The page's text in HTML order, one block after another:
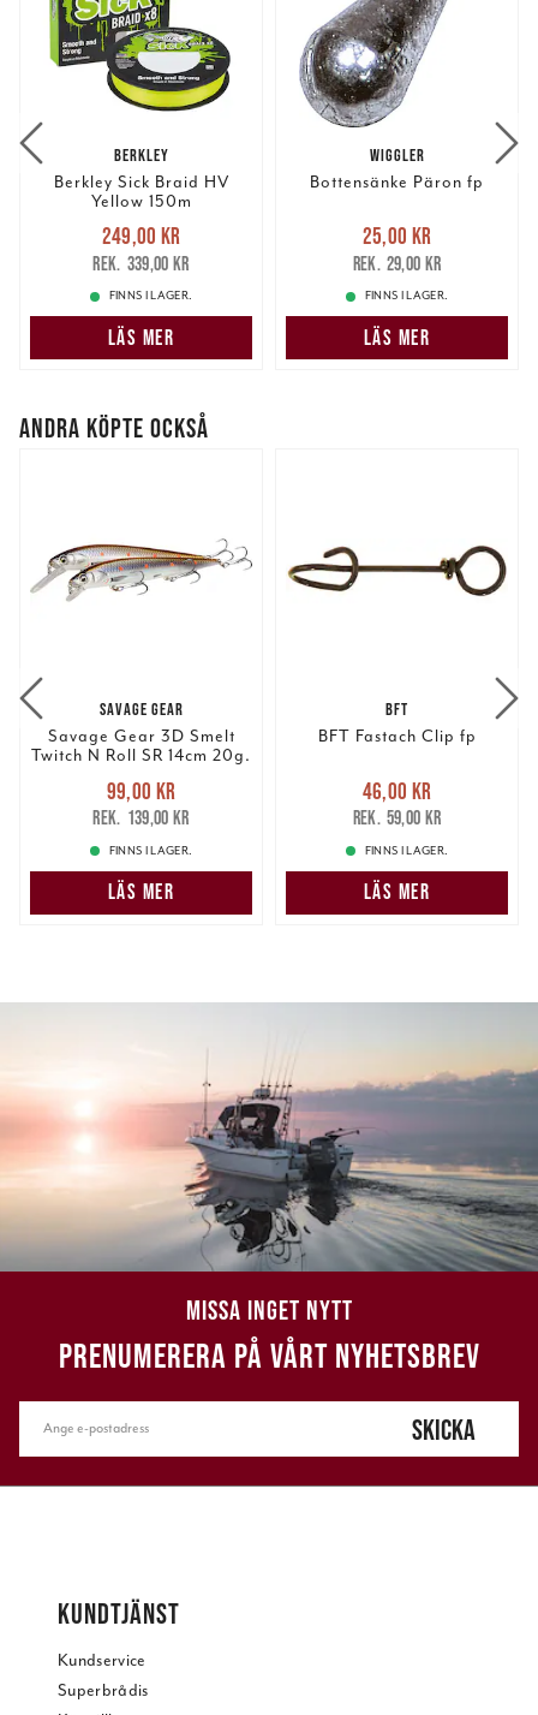
BERKLEY
Berkley Sick Braid HV
Yellow 150m
Nuvarande pris
249,00 krTidigare pris
339,00 kr
249,00 kr
339,00 kr
FINNS I LAGER.
LÄS MER
WIGGLER
Bottensänke Päron fp
Nuvarande pris
25,00 krTidigare pris
29,00 kr
25,00 kr
29,00 kr
FINNS I LAGER.
LÄS MER
ANDRA KÖPTE OCKSÅ
SAVAGE GEAR
Savage Gear 3D Smelt
Twitch N Roll SR 14cm 20g.
Nuvarande pris
99,00 krTidigare pris
139,00 kr
99,00 kr
139,00 kr
FINNS I LAGER.
LÄS MER
BFT
BFT Fastach Clip fp
Nuvarande pris
46,00 krTidigare pris
59,00 kr
46,00 kr
59,00 kr
FINNS I LAGER.
LÄS MER
MISSA INGET NYTT
PRENUMERERA PÅ VÅRT NYHETSBREV
SKICKA
KUNDTJÄNST
Kundservice
Superbrådis